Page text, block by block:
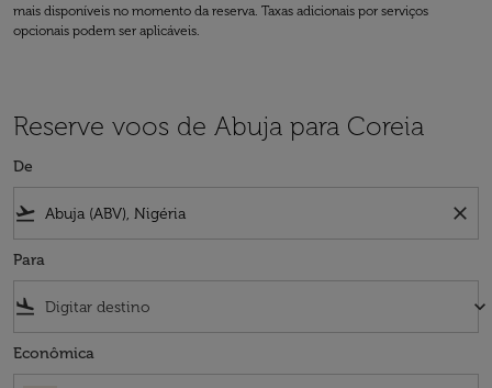
mais disponíveis no momento da reserva. Taxas adicionais por serviços
opcionais podem ser aplicáveis.
Reserve voos de Abuja para Coreia
De
flight_takeoff close
Para
flight_land keyboard_arrow_down
Econômica